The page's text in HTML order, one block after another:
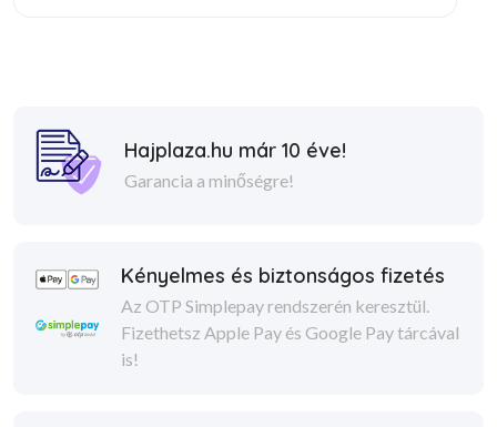
Hajplaza.hu már 10 éve!
Garancia a minőségre!
Kényelmes és biztonságos fizetés
Az OTP Simplepay rendszerén keresztül.
Fizethetsz Apple Pay és Google Pay tárcával
is!